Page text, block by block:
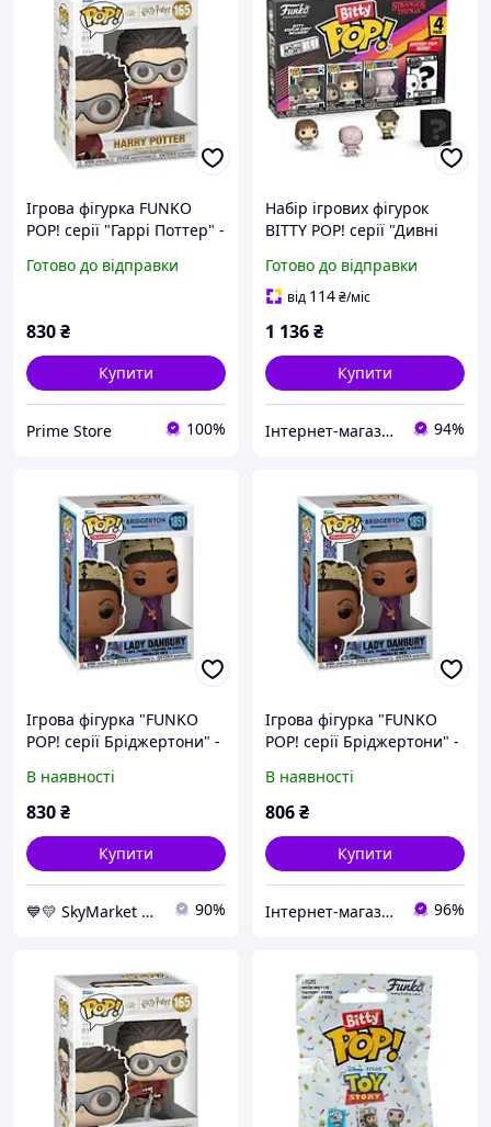
Ігрова фігурка FUNKO
POP! cерії "Гаррі Поттер" -
Готово до відправки
830₴
Купити
Prime Store 100%
Набір ігрових фігурок
BITTY POP! серії "Дивні
в ас.)
Готово до відправки
від 114₴/міс
1 136₴
Купити
Інтернет-магазин срібних прикрас "Талісман" 94%
Ігрова фігурка "FUNKO
POP! серії Бріджертони" -
Різнобарв'я
В наявності
830₴
Купити
💙💛 SkyMarket ⭐️⭐️⭐️⭐️⭐️ 90%
Ігрова фігурка "FUNKO
POP! серії Бріджертони" -
В наявності
806₴
Купити
Інтернет-магазин "NOWA" - товари для всієї родини! 96%